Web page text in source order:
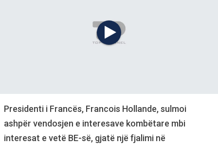
Presidenti i Francës, Francois Hollande, sulmoi
ashpër vendosjen e interesave kombëtare mbi
interesat e vetë BE-së, gjatë një fjalimi në